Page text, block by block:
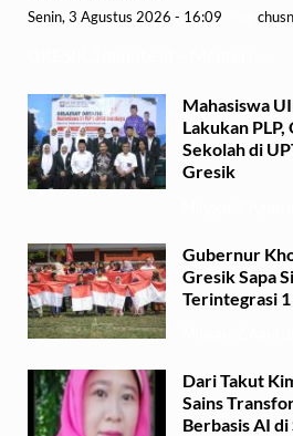
Senin, 3 Agustus 2026 - 16:09
Mahasiswa
Lakukan
Sekolah di
Gresik
Gubernur
Gresik Sapa
Terintegrasi
Dari Takut
Sains
Berbasis AI